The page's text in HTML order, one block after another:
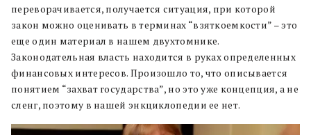
переворачивается, получается ситуация, при которой
закон можно оценивать в терминах “взяткоемкости” – это
еще один материал в нашем двухтомнике.
Законодательная власть находится в руках определенных
финансовых интересов. Произошло то, что описывается
понятием “захват государства”, но это уже концепция, а не
сленг, поэтому в нашей энкциклопедии ее нет.